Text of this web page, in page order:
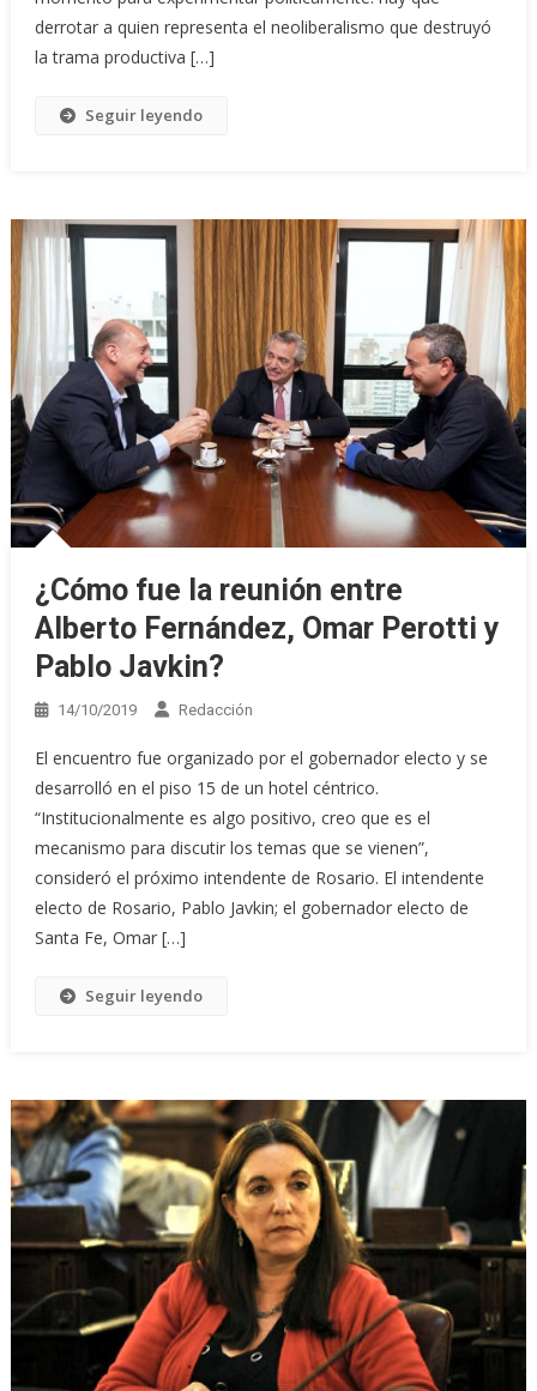
derrotar a quien representa el neoliberalismo que destruyó
la trama productiva […]
Seguir leyendo
¿Cómo fue la reunión entre
Alberto Fernández, Omar Perotti y
Pablo Javkin?
14/10/2019 Redacción
El encuentro fue organizado por el gobernador electo y se
desarrolló en el piso 15 de un hotel céntrico.
“Institucionalmente es algo positivo, creo que es el
mecanismo para discutir los temas que se vienen”,
consideró el próximo intendente de Rosario. El intendente
electo de Rosario, Pablo Javkin; el gobernador electo de
Santa Fe, Omar […]
Seguir leyendo